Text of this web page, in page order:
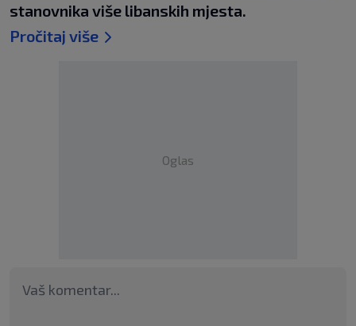
stanovnika više libanskih mjesta.
Pročitaj više
Oglas